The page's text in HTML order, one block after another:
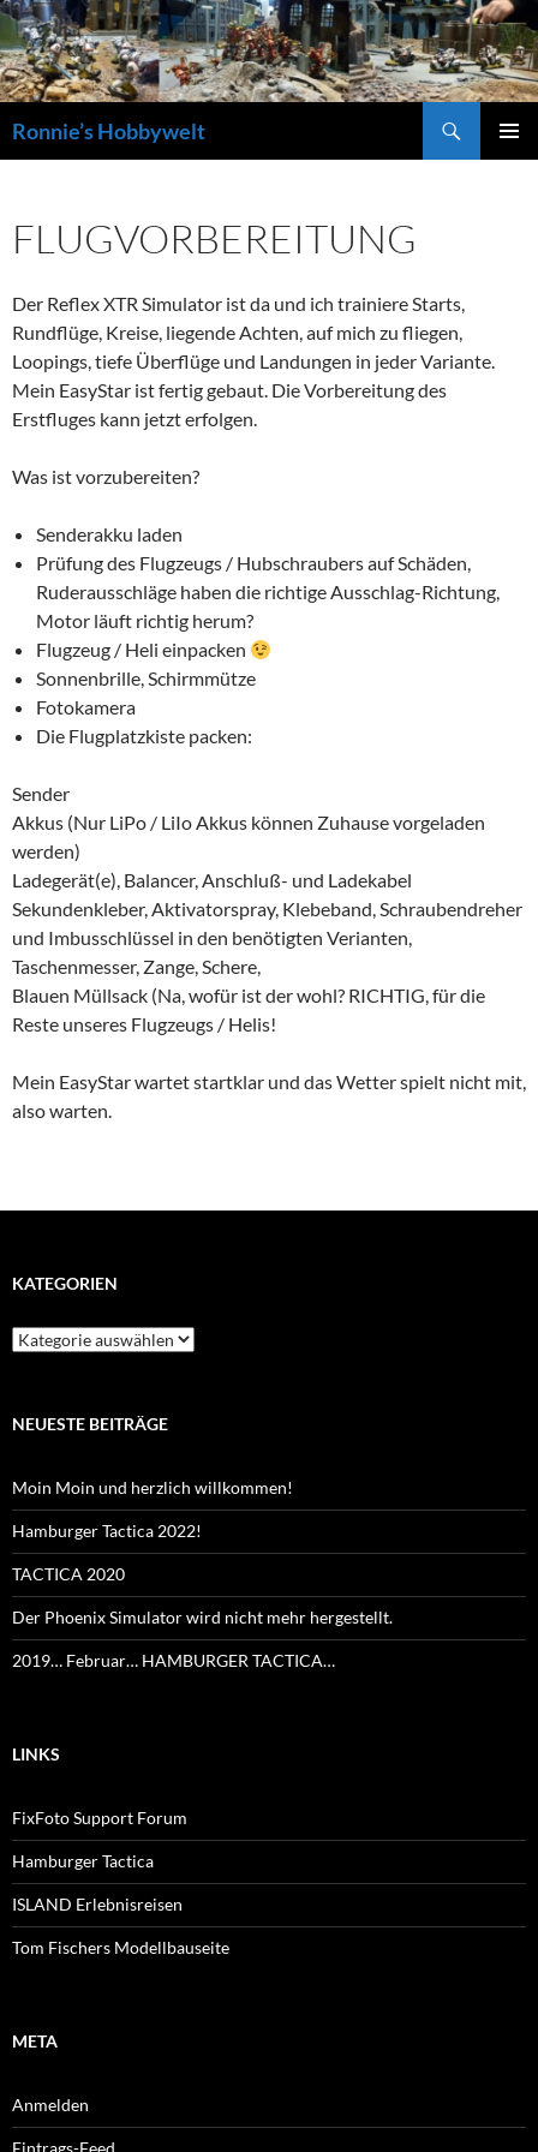
Zum
Inhalt
springen
Ronnie’s Hobbywelt
FLUGVORBEREITUNG
Der Reflex XTR Simulator ist da und ich trainiere Starts,
Rundflüge, Kreise, liegende Achten, auf mich zu fliegen,
Loopings, tiefe Überflüge und Landungen in jeder Variante.
Mein EasyStar ist fertig gebaut. Die Vorbereitung des
Erstfluges kann jetzt erfolgen.
Was ist vorzubereiten?
Senderakku laden
Prüfung des Flugzeugs / Hubschraubers auf Schäden,
Ruderausschläge haben die richtige Ausschlag-Richtung,
Motor läuft richtig herum?
Flugzeug / Heli einpacken
Sonnenbrille, Schirmmütze
Fotokamera
Die Flugplatzkiste packen:
Sender
Akkus (Nur LiPo / LiIo Akkus können Zuhause vorgeladen
werden)
Ladegerät(e), Balancer, Anschluß- und Ladekabel
Sekundenkleber, Aktivatorspray, Klebeband, Schraubendreher
und Imbusschlüssel in den benötigten Verianten,
Taschenmesser, Zange, Schere,
Blauen Müllsack (Na, wofür ist der wohl? RICHTIG, für die
Reste unseres Flugzeugs / Helis!
Mein EasyStar wartet startklar und das Wetter spielt nicht mit,
also warten.
KATEGORIEN
Kategorien
NEUESTE BEITRÄGE
Moin Moin und herzlich willkommen!
Hamburger Tactica 2022!
TACTICA 2020
Der Phoenix Simulator wird nicht mehr hergestellt.
2019… Februar… HAMBURGER TACTICA…
LINKS
FixFoto Support Forum
Hamburger Tactica
ISLAND Erlebnisreisen
Tom Fischers Modellbauseite
META
Anmelden